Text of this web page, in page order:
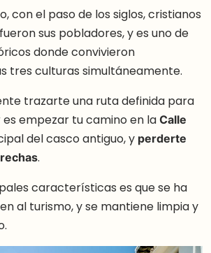
con el paso de los siglos, cristianos
sus pobladores, y es uno de
donde convivieron
tres culturas simultáneamente.
trazarte una ruta definida para
es empezar tu camino en laCalle
del casco antiguo, y perderte
.
características es que se ha
al turismo, y se mantiene limpia y